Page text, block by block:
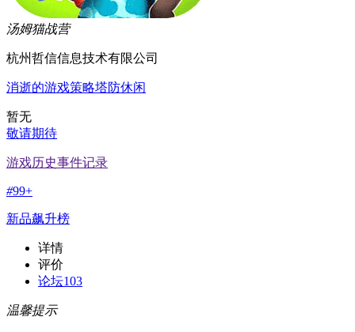
汤姆猫战营
杭州哲信信息技术有限公司
消逝的游戏策略塔防休闲
暂无
敬请期待
游戏历史事件记录
#99+
新品飙升榜
详情
评价
论坛103
温馨提示